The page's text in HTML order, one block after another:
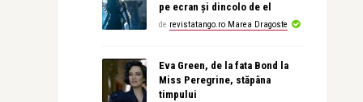
pe ecran și dincolo de el
de revistatango.ro Marea Dragoste
Eva Green, de la fata Bond la
Miss Peregrine, stăpâna
timpului